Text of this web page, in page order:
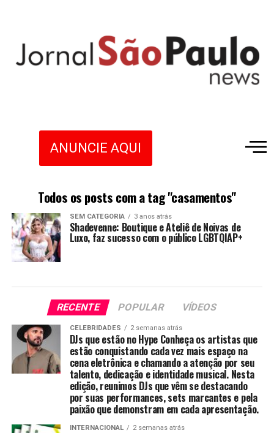
ANUNCIE AQUI
Todos os posts com a tag "casamentos"
SEM CATEGORIA 3 anos atrás
Shadevenne: Boutique e Ateliê de Noivas de
Luxo, faz sucesso com o público LGBTQIAP+
RECENTE POPULAR VÍDEOS
CELEBRIDADES 2 semanas atrás
DJs que estão no Hype Conheça os artistas que
estão conquistando cada vez mais espaço na
cena eletrônica e chamando a atenção por seu
talento, dedicação e identidade musical. Nesta
edição, reunimos DJs que vêm se destacando
por suas performances, sets marcantes e pela
paixão que demonstram em cada apresentação.
INTERNACIONAL 2 semanas atrás